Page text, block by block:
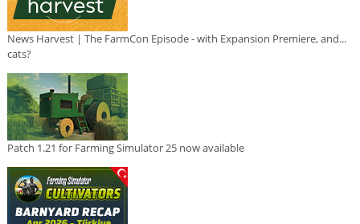
News Harvest | The FarmCon Episode - with Expansion Premiere, and...
cats?
Patch 1.21 for Farming Simulator 25 now available